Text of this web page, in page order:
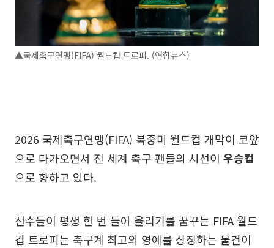
▲국제축구연맹(FIFA) 월드컵 트로피. (연합뉴스)
2026 국제축구연맹(FIFA) 북중미 월드컵 개막이 코앞
으로 다가오면서 전 세계 축구 팬들의 시선이 우승컵
으로 향하고 있다.
선수들이 평생 한 번 들어 올리기를 꿈꾸는 FIFA 월드
컵 트로피는 축구계 최고의 영예를 상징하는 물건이